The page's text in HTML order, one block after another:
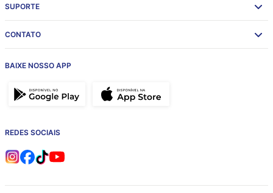
SUPORTE
CONTATO
BAIXE NOSSO APP
REDES SOCIAIS